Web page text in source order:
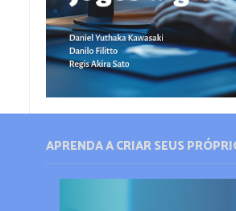
APRENDA A CRIAR SEUS